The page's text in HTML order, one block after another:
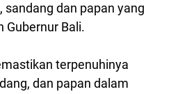
sandang dan papan yang
Gubernur Bali.
terpenuhinya
dan papan dalam